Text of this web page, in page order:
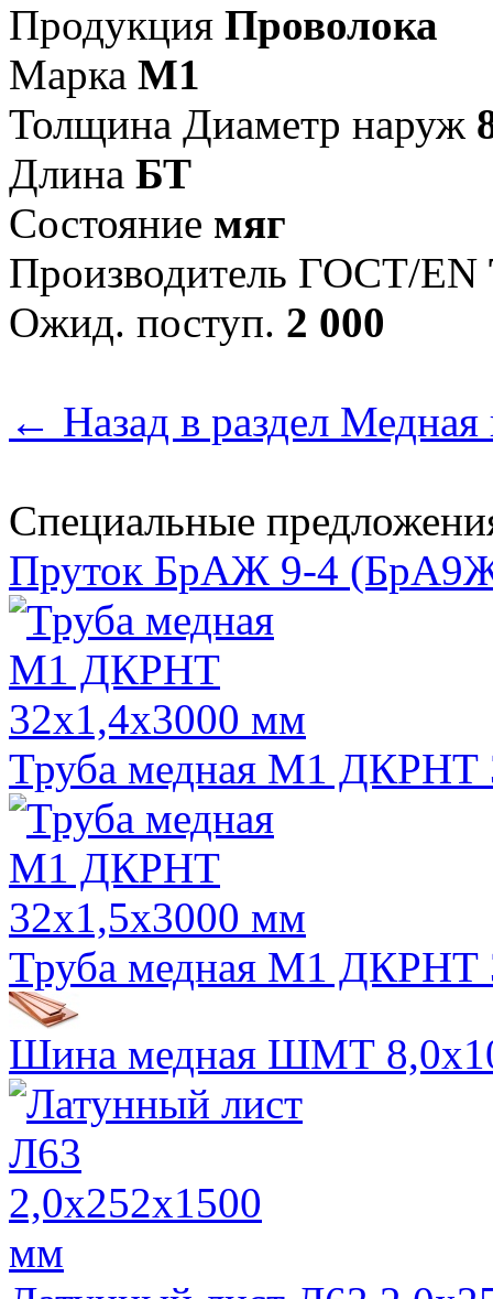
Продукция Проволока
Марка М1
Толщина Диаметр наруж
Длина БТ
Состояние мяг
Произво­дитель ГОСТ/EN
Ожид. поступ. 2 000
← Назад в раздел Медная
Специальные
Пруток БрАЖ 9-4
Труба медная М1 ДКРНТ
Труба медная М1 ДКРНТ
Шина медная ШМТ